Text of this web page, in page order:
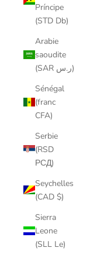
Príncipe
(STD Db)
Arabie
saoudite
(SAR ر.س)
Sénégal
(franc
CFA)
Serbie
(RSD
РСД)
Seychelles
(CAD $)
Sierra
Leone
(SLL Le)